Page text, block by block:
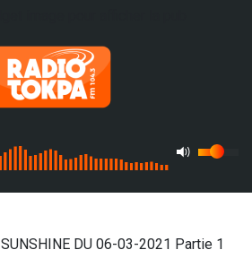
SUNSHINE DU 06-03-2021 Partie 1